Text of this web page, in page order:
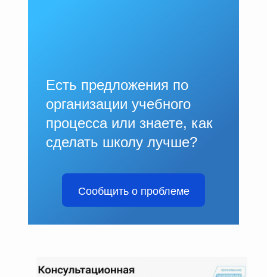
Есть предложения по
организации учебного
процесса или знаете, как
сделать школу лучше?
Сообщить о проблеме